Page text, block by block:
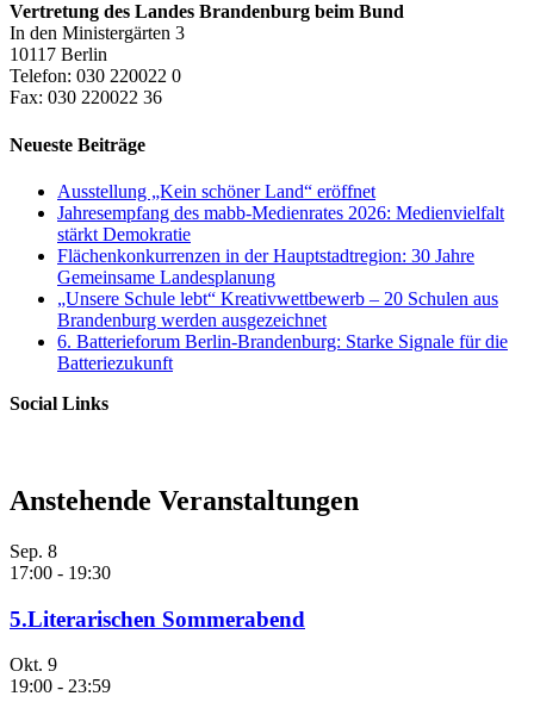
Vertretung des Landes Brandenburg beim Bund
In den Ministergärten 3
10117 Berlin
Telefon: 030 220022 0
Fax: 030 220022 36
Neueste Beiträge
Ausstellung „Kein schöner Land“ eröffnet
Jahresempfang des mabb-Medienrates 2026: Medienvielfalt
stärkt Demokratie
Flächenkonkurrenzen in der Hauptstadtregion: 30 Jahre
Gemeinsame Landesplanung
„Unsere Schule lebt“ Kreativwettbewerb – 20 Schulen aus
Brandenburg werden ausgezeichnet
6. Batterieforum Berlin-Brandenburg: Starke Signale für die
Batteriezukunft
Social Links
Anstehende Veranstaltungen
Sep. 8
17:00 - 19:30
5.Literarischen Sommerabend
Okt. 9
19:00 - 23:59